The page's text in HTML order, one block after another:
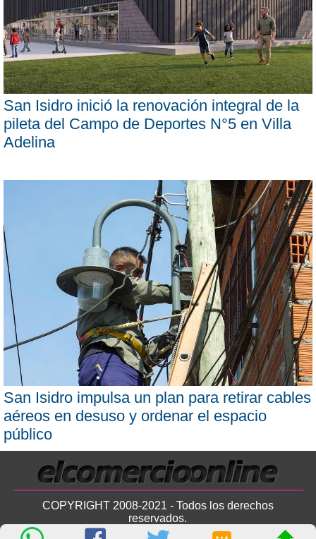
San Isidro inició la renovación integral de la
pileta del Campo de Deportes N°5 en Villa
Adelina
San Isidro impulsa un plan para retirar cables
aéreos en desuso y ordenar el espacio
público
COPYRIGHT 2008-2021 - Todos los derechos
reservados.